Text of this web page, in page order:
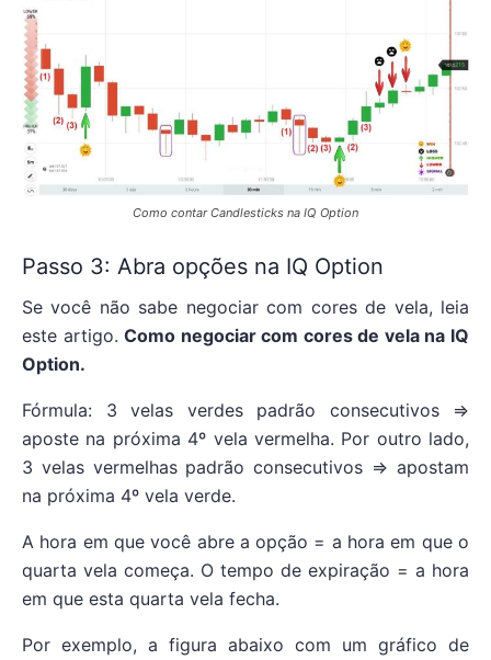
Como contar Candlesticks na IQ Option
Passo 3: Abra opções na IQ Option
Se você não sabe negociar com cores de vela, leia
este artigo.Como negociar com cores de vela na IQ
Option.
Fórmula: 3 velas verdes padrão consecutivos =>
aposte na próxima 4º vela vermelha. Por outro lado,
3 velas vermelhas padrão consecutivos => apostam
na próxima 4º vela verde.
A hora em que você abre a opção = a hora em que o
quarta vela começa. O tempo de expiração = a hora
em que esta quarta vela fecha.
Por exemplo, a figura abaixo com um gráfico de